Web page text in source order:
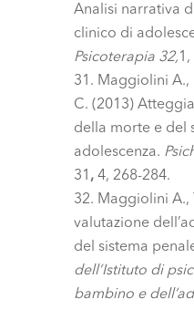
Analisi narrativa
clinico di
Psicoterapia 32,1,
Maggiolini A.,
C. (2013)
della morte e del
adolescenza.
31 , 4, 268-284.
Maggiolini A.,
valutazione
del sistema
dell’Istituto di
bambino e